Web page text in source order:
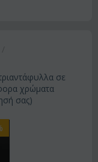
σε
χρώματα
σας)